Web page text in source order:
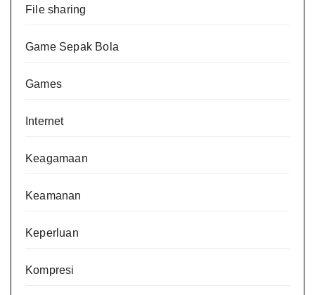
File sharing
Game Sepak Bola
Games
Internet
Keagamaan
Keamanan
Keperluan
Kompresi